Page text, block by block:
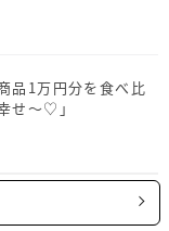
品1万円分を食べ比
せ～♡」